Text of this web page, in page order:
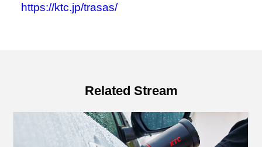
https://ktc.jp/trasas/
Related Stream